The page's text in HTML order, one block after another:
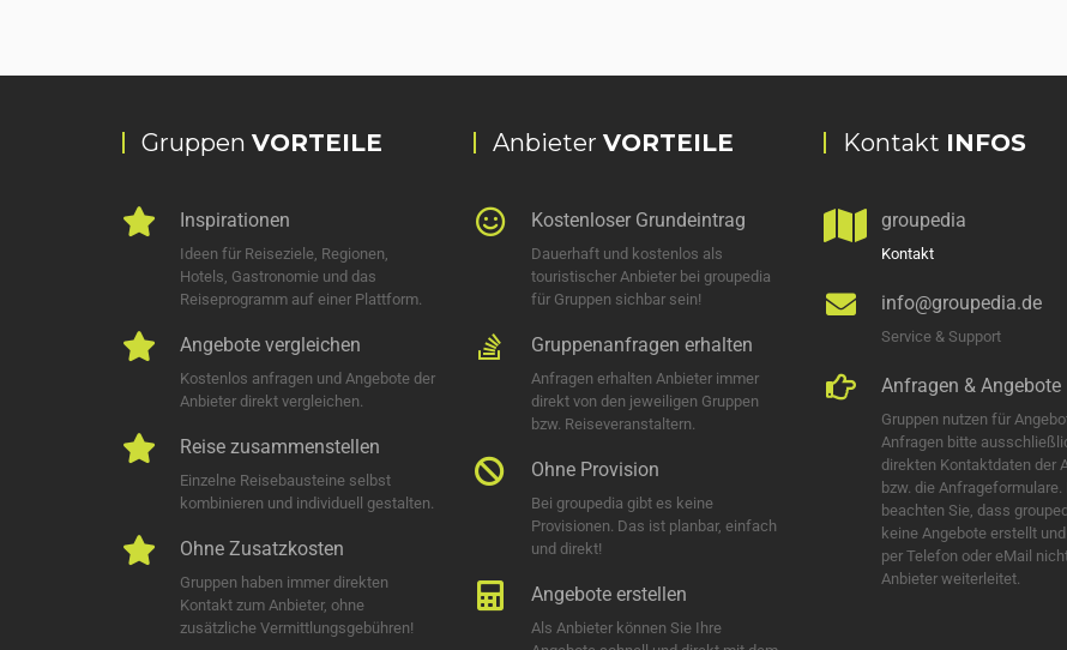
Gruppen VORTEILE
Inspirationen
Ideen für Reiseziele, Regionen,
Hotels, Gastronomie und das
Reiseprogramm auf einer Plattform.
Angebote vergleichen
Kostenlos anfragen und Angebote der
Anbieter direkt vergleichen.
Reise zusammenstellen
Einzelne Reisebausteine selbst
kombinieren und individuell gestalten.
Ohne Zusatzkosten
Gruppen haben immer direkten
Kontakt zum Anbieter, ohne
zusätzliche Vermittlungsgebühren!
Anbieter VORTEILE
Kostenloser Grundeintrag
Dauerhaft und kostenlos als
touristischer Anbieter bei groupedia
für Gruppen sichbar sein!
Gruppenanfragen erhalten
Anfragen erhalten Anbieter immer
direkt von den jeweiligen Gruppen
bzw. Reiseveranstaltern.
Ohne Provision
Bei groupedia gibt es keine
Provisionen. Das ist planbar, einfach
und direkt!
Angebote erstellen
Als Anbieter können Sie Ihre
Kontakt INFOS
groupedia
Kontakt
info@groupedia.de
Service & Support
Anfragen & Angebote
Gruppen nutzen für
Anfragen bitte
direkten Kontaktdaten der
bzw. die Anfrageformulare.
beachten Sie, dass
keine Angebote erstellt
per Telefon oder eMail
Anbieter weiterleitet.